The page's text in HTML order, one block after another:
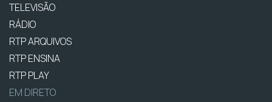
TELEVISÃO
RÁDIO
RTP ARQUIVOS
RTP ENSINA
RTP PLAY
EM DIRETO